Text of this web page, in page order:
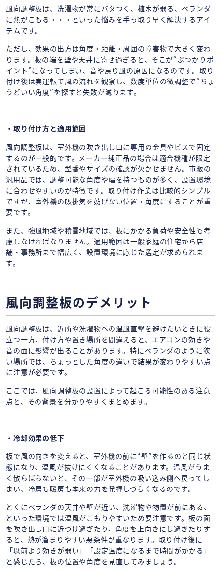
風向調整板は、洗濯物が常にバタつく、植木が弱る、ベランダ
に熱がこもる・・・といった悩みを手っ取り早く解決するアイ
テムです。
ただし、効果の出方は角度・距離・周囲の障害物で大きく変わ
ります。板の端を壁や天井に寄せ過ぎると、そこが“ぶつかりポ
イント”になってしまい、音や戻り風の原因になるのです。取り
付け後は実運転で風の流れを観察し、数度単位の微調整で“ちょ
うどいい角度”を探すと失敗が減ります。
・取り付け方と適用範囲
風向調整板は、室外機の吹き出し口に専用の金具やビスで固定
するのが一般的です。メーカー純正品の場合は適合機種が限定
されているため、型番やサイズの確認が欠かせません。市販の
汎用品では、調整可能な角度や幅を持つものが多く、設置環境
に合わせやすいのが特徴です。取り付け作業は比較的シンプル
ですが、室外機の吸排気を妨げない位置・角度にすることが重
要です。
また、強風地域や積雪地域では、板にかかる負荷や安全性も考
慮しなければなりません。適用範囲は一般家庭の住宅から店
舗・事務所まで幅広く、設置環境に応じた選定が求められま
す。
風向調整板のデメリット
風向調整板は、近所や洗濯物への温風直撃を避けたいときに役
立つ一方、付け方や置き場所を間違えると、エアコンの効きや
音の面に影響が出ることがあります。特にベランダのように狭
い場所では、ちょっとした角度の違いで結果が変わりやすい点
に注意が必要です。
ここでは、風向調整板の設置によって起こる可能性のある注意
点と、その背景を分かりやすくまとめます。
・冷却効果の低下
板で風の向きを変えると、室外機の前に“壁”を作るのと同じ状
態になり、温風が抜けにくくなることがあります。温風がうま
く散らばらないと、その一部が室外機の吸い込み側へ戻ってし
まい、冷房も暖房も本来の力を発揮しづらくなるのです。
とくにベランダの天井や壁が近い、洗濯物や物置が前にある、
といった環境では温風がこもりやすいため要注意です。板の面
を吹き出し口に近づけ過ぎたり、角度を上向きにし過ぎたりす
ると、熱が溜まりやすい悪条件が重なります。取り付け後に
「以前より効きが弱い」「設定温度になるまで時間がかかる」
と感じたら、板の位置や角度を見直してみましょう。